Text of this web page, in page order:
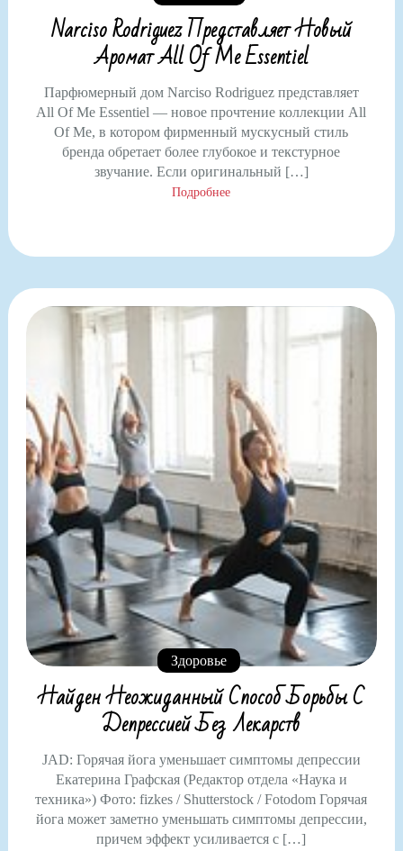
Narciso Rodriguez Представляет Новый
Аромат All Of Me Essentiel
Парфюмерный дом Narciso Rodriguez представляет
All Of Me Essentiel — новое прочтение коллекции All
Of Me, в котором фирменный мускусный стиль
бренда обретает более глубокое и текстурное
звучание. Если оригинальный […]
Подробнее
Здоровье
Найден Неожиданный Способ Борьбы С
Депрессией Без Лекарств
JAD: Горячая йога уменьшает симптомы депрессии
Екатерина Графская (Редактор отдела «Наука и
техника») Фото: fizkes / Shutterstock / Fotodom Горячая
йога может заметно уменьшать симптомы депрессии,
причем эффект усиливается с […]